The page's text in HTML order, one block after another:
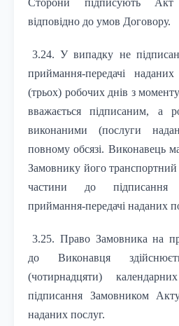
Сторони підписують Акт
відповідно до умов Договору.
3.24. У випадку не
приймання-передачі
(трьох) робочих днів з
вважається підписаним, а
виконаними (послуги
повному обсязі. Виконавець
Замовнику його транспортний
частини до
приймання-передачі наданих
3.25. Право Замовника на
до Виконавця
(чотирнадцяти)
підписання Замовником
наданих послуг.